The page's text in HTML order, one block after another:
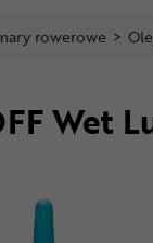
rowerowe >
Wet